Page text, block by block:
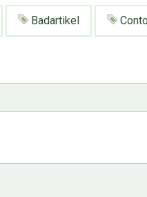
Badartikel